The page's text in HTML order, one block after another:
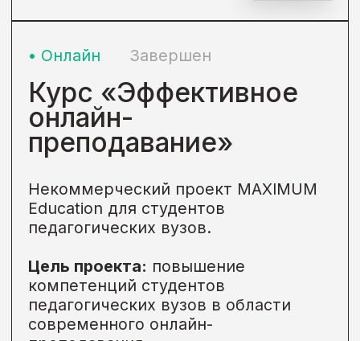
Профориентационное тестирование
позволяющий ученикам
профессией, улучшить показатели
образовательным учреждениям в
сфере профориентации, а органам
государственной власти увидеть
тенденции образовательного
процесса в регионе.
Формат
Тестирование
Категория